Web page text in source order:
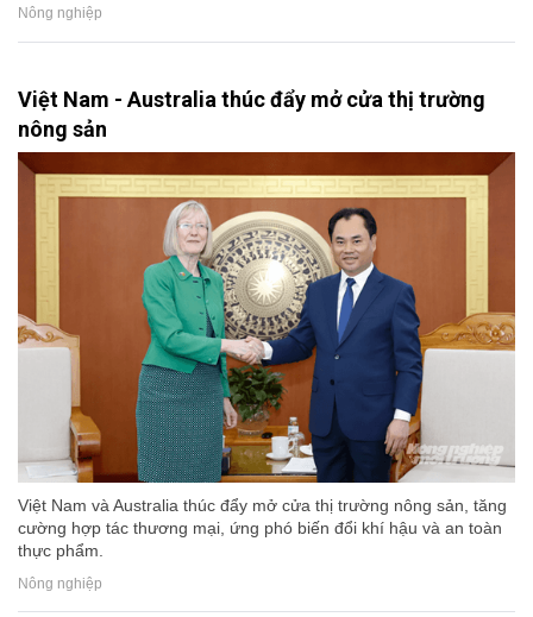
Nông nghiệp
Việt Nam - Australia thúc đẩy mở cửa thị trường
nông sản
Việt Nam và Australia thúc đẩy mở cửa thị trường nông sản, tăng
cường hợp tác thương mại, ứng phó biến đổi khí hậu và an toàn
thực phẩm.
Nông nghiệp